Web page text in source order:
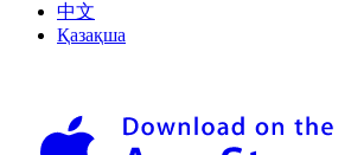
中文
Қазақша